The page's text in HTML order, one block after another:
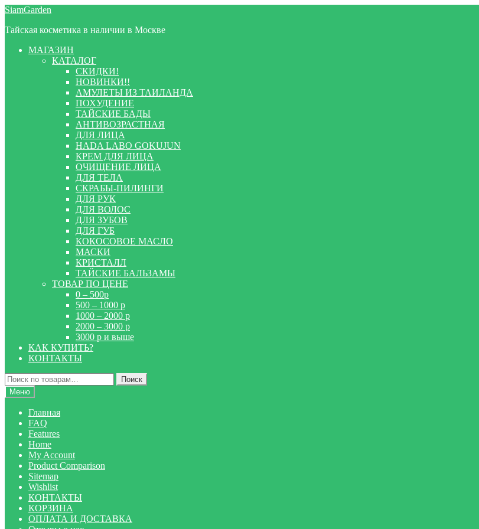
Перейти
навигации
Перейти
содержимому
SiamGarden
Тайская косметика в наличии в Москве
МАГАЗИН
КАТАЛОГ
СКИДКИ!
НОВИНКИ!!
АМУЛЕТЫ ИЗ ТАИЛАНДА
ПОХУДЕНИЕ
ТАЙСКИЕ БАДЫ
АНТИВОЗРАСТНАЯ
ДЛЯ ЛИЦА
HADA LABO GOKUJUN
КРЕМ ДЛЯ ЛИЦА
ОЧИЩЕНИЕ ЛИЦА
ДЛЯ ТЕЛА
СКРАБЫ-ПИЛИНГИ
ДЛЯ РУК
ДЛЯ ВОЛОС
ДЛЯ ЗУБОВ
ДЛЯ ГУБ
КОКОСОВОЕ МАСЛО
МАСКИ
КРИСТАЛЛ
ТАЙСКИЕ БАЛЬЗАМЫ
ТОВАР ПО ЦЕНЕ
0 – 500р
500 – 1000 р
1000 – 2000 р
2000 – 3000 р
3000 р и выше
КАК КУПИТЬ?
КОНТАКТЫ
Искать:
Поиск
Меню
Главная
FAQ
Features
Home
My Account
Product Comparison
Sitemap
Wishlist
КОНТАКТЫ
КОРЗИНА
ОПЛАТА И ДОСТАВКА